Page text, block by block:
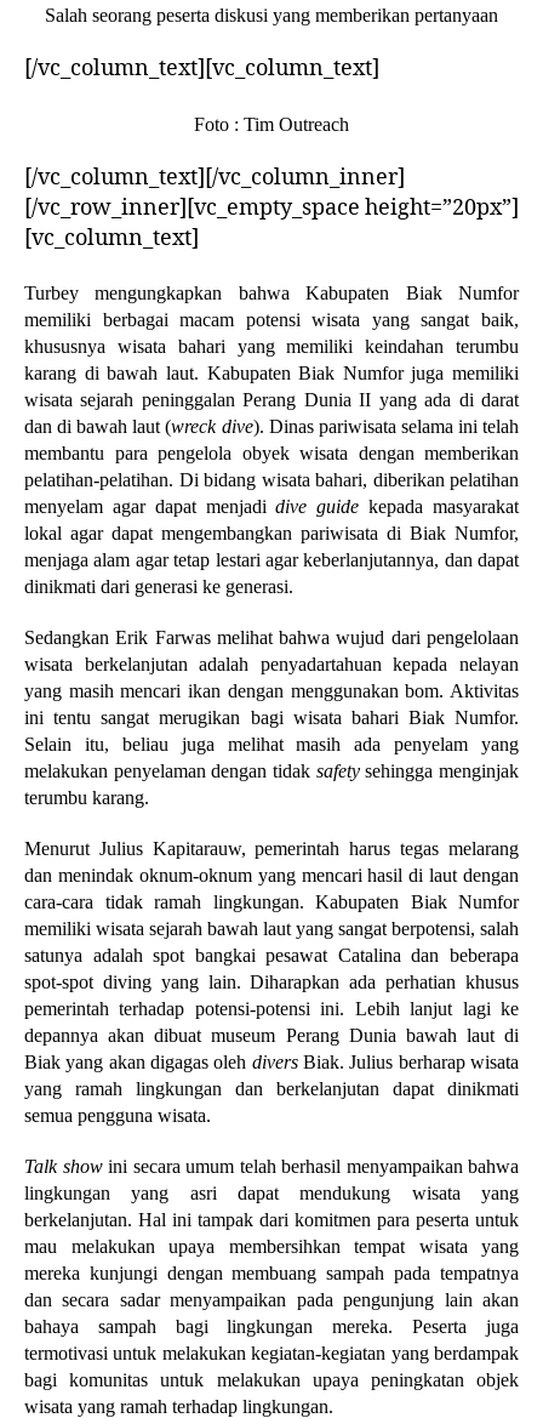
Salah seorang peserta diskusi yang memberikan pertanyaan
[/vc_column_text][vc_column_text]
Foto : Tim Outreach
[/vc_column_text][/vc_column_inner]
[/vc_row_inner][vc_empty_space height=”20px”]
[vc_column_text]
Turbey mengungkapkan bahwa Kabupaten Biak Numfor
memiliki berbagai macam potensi wisata yang sangat baik,
khususnya wisata bahari yang memiliki keindahan terumbu
karang di bawah laut. Kabupaten Biak Numfor juga memiliki
wisata sejarah peninggalan Perang Dunia II yang ada di darat
dan di bawah laut (wreck dive). Dinas pariwisata selama ini telah
membantu para pengelola obyek wisata dengan memberikan
pelatihan-pelatihan. Di bidang wisata bahari, diberikan pelatihan
menyelam agar dapat menjadidive guide kepada masyarakat
lokal agar dapat mengembangkan pariwisata di Biak Numfor,
menjaga alam agar tetap lestari agar keberlanjutannya, dan dapat
dinikmati dari generasi ke generasi.
Sedangkan Erik Farwas melihat bahwa wujud dari pengelolaan
wisata berkelanjutan adalah penyadartahuan kepada nelayan
yang masih mencari ikan dengan menggunakan bom. Aktivitas
ini tentu sangat merugikan bagi wisata bahari Biak Numfor.
Selain itu, beliau juga melihat masih ada penyelam yang
melakukan penyelaman dengan tidak safetysehingga menginjak
terumbu karang.
Menurut Julius Kapitarauw, pemerintah harus tegas melarang
dan menindak oknum-oknum yang mencari hasil di laut dengan
cara-cara tidak ramah lingkungan. Kabupaten Biak Numfor
memiliki wisata sejarah bawah laut yang sangat berpotensi, salah
satunya adalah spot bangkai pesawat Catalina dan beberapa
spot-spot diving yang lain. Diharapkan ada perhatian khusus
pemerintah terhadap potensi-potensi ini. Lebih lanjut lagi ke
depannya akan dibuat museum Perang Dunia bawah laut di
Biak yang akan digagas oleh diversBiak. Julius berharap wisata
yang ramah lingkungan dan berkelanjutan dapat dinikmati
semua pengguna wisata.
Talk showini secara umum telah berhasil menyampaikan bahwa
lingkungan yang asri dapat mendukung wisata yang
berkelanjutan. Hal ini tampak dari komitmen para peserta untuk
mau melakukan upaya membersihkan tempat wisata yang
mereka kunjungi dengan membuang sampah pada tempatnya
dan secara sadar menyampaikan pada pengunjung lain akan
bahaya sampah bagi lingkungan mereka. Peserta juga
termotivasi untuk melakukan kegiatan-kegiatan yang berdampak
bagi komunitas untuk melakukan upaya peningkatan objek
wisata yang ramah terhadap lingkungan.